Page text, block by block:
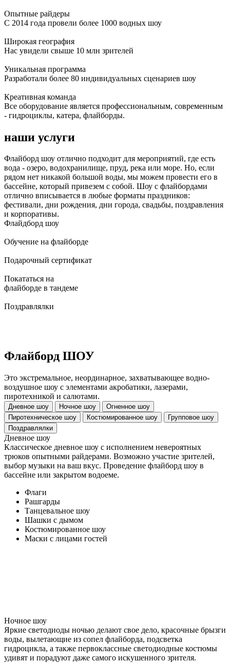
Опытные райдеры
С 2014 года провели более 1000 водных шоу
Широкая география
Нас увидели свыше 10 млн зрителей
Уникальная программа
Разработали более 80 индивидуальных сценариев шоу
Креативная команда
Все оборудование является профессиональным, современным
- гидроциклы, катера, флайборды.
наши услуги
Флайборд шоу отлично подходит для мероприятий, где есть
вода - озеро, водохранилище, пруд, река или море. Но, если
рядом нет никакой большой воды, мы можем провести его в
бассейне, который привезем с собой. Шоу с флайбордами
отлично вписывается в любые форматы праздников:
фестивали, дни рождения, дни города, свадьбы, поздравления
и корпоративы.
Флайдборд шоу
Обучение на флайборде
Подарочный сертификат
Покататься на
флайборде в тандеме
Поздравлялки
Флайборд ШОУ
Это экстремальное, неординарное, захватывающее водно-
воздушное шоу с элементами акробатики, лазерами,
пиротехникой и салютами.
Дневное шоу Ночное шоу
Огненное шоу
Пиротехническое шоу
Костюмированное шоу
Групповое шоу
Поздравлялки
Дневное шоу
Классическое дневное шоу с исполнением невероятных
трюков опытными райдерами. Возможно участие зрителей,
выбор музыки на ваш вкус. Проведение флайборд шоу в
бассейне или закрытом водоеме.
Флаги
Рашгарды
Танцевальное шоу
Шашки с дымом
Костюмированное шоу
Маски с лицами гостей
Ночное шоу
Яркие светодиоды ночью делают свое дело, красочные брызги
воды, вылетающие из сопел флайборда, подсветка
гидроцикла, а также первоклассные светодиодные костюмы
удивят и порадуют даже самого искушенного зрителя.